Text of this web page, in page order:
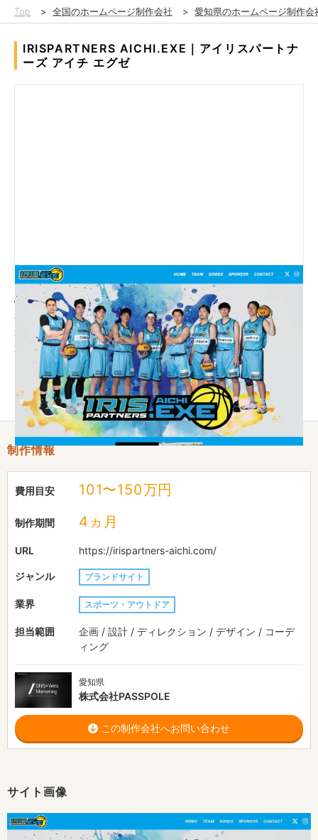
Top > 全国のホームページ制作会社 > 愛知県のホームページ制作会
IRISPARTNERS AICHI.EXE｜アイリスパートナ
ーズ アイチ エグゼ
当初コーポレートサイトや公式サイトがなかったため、チームの
情報発信やファン・スポンサーへの訴求が限定的でした。そこで
公式サイトを新規構築し、チーム紹介・選手情報・スポンサー情
報・グッズ・問い合わせを整理。トップページにはPR動画を配
置し、臨場感やチームの雰囲気を直感的に伝える構成としまし
た。ファンや支援者向け情報を統合することで接点を増やし、ブ
ランドの存在感向上や信頼性強化、協業機会の創出向上に貢献し
ました。
サイト画像
制作情報
費用目安 101〜150万円
制作期間 4ヵ月
URL https://irispartners-aichi.com/
ジャンル ブランドサイト
業界 スポーツ・アウトドア
担当範囲
企画 / 設計 / ディレクション / デザイン / コーデ
ィング
愛知県
株式会社PASSPOLE
この制作会社へお問い合わせ